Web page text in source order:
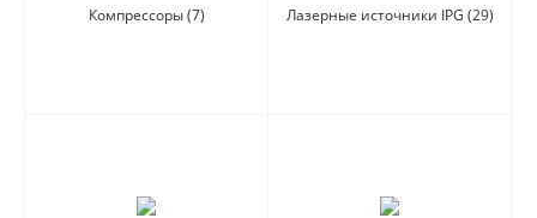
Компрессоры(7) Лазерные источники IPG (29)